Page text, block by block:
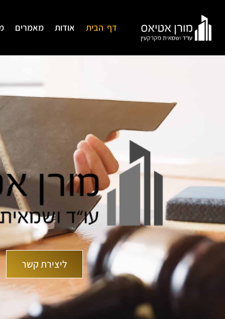
דף הבית אודות מאמרים
ליצירת קשר